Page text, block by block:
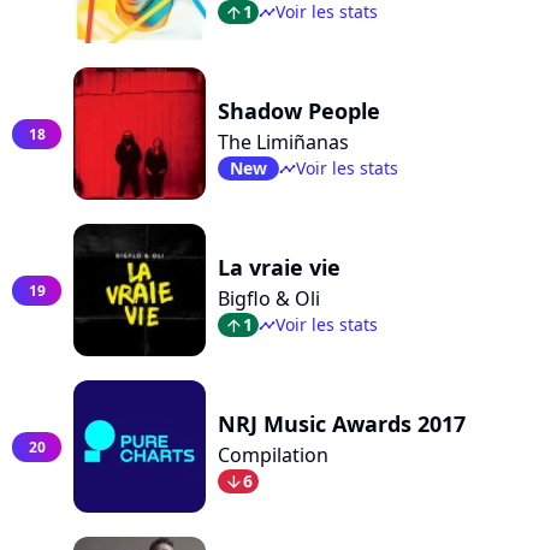
arrow_top1 timelineVoir les stats
18
Shadow People
The Limiñanas
New timelineVoir les stats
19
La vraie vie
Bigflo & Oli
arrow_top1 timelineVoir les stats
20
NRJ Music Awards 2017
Compilation
arrow_bot6